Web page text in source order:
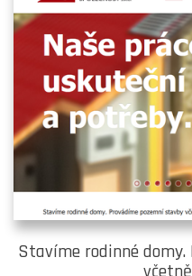
Stavíme rodinné